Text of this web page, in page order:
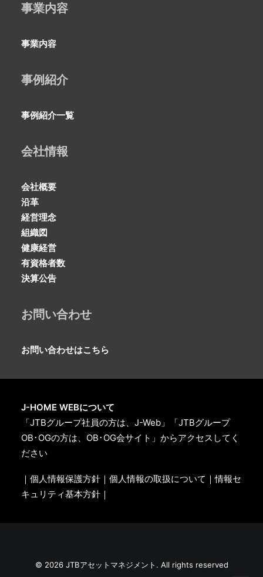
事業内容
事業内容
事例紹介
事例紹介一覧
会社情報
会社概要
沿革
経営理念
組織図
健康経営
有資格者数
決算公告
お問い合わせ
お問い合わせはこちら
J-HOME WEBについて
「JTBグループ社員の方は、J-Web」「JTBグループ
OB･OGの方は、OB･OG会サイト」からアクセスしてく
ださい
｜個人情報保護方針｜ 個人情報の取扱について ｜情報セ
キュリティ基本方針｜
© 2026 JTBアセットマネジメント. All rights reserved